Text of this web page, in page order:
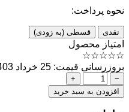
نحوه پرداخت:
نقدی قسطی (به زودی)
امتیاز محصول
☆
☆
☆
☆
☆
بروزرسانی قیمت: 25 خرداد 1403
−
+
افزودن به سبد خرید